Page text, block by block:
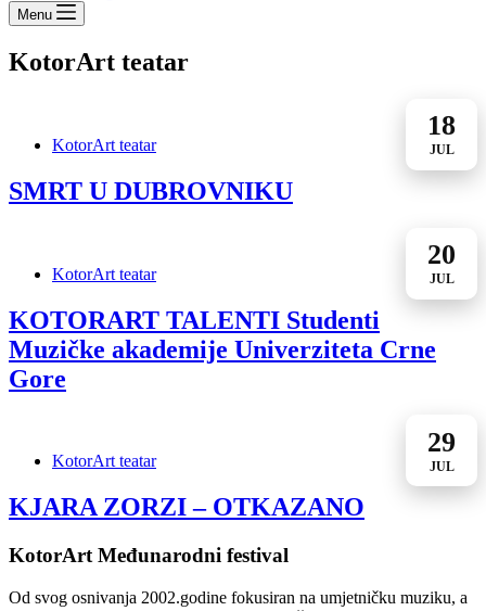
Menu
KotorArt teatar
18
JUL
KotorArt teatar
SMRT U DUBROVNIKU
20
JUL
KotorArt teatar
KOTORART TALENTI Studenti
Muzičke akademije Univerziteta Crne
Gore
29
JUL
KotorArt teatar
KJARA ZORZI – OTKAZANO
KotorArt Međunarodni festival
Od svog osnivanja 2002.godine fokusiran na umjetničku muziku, a